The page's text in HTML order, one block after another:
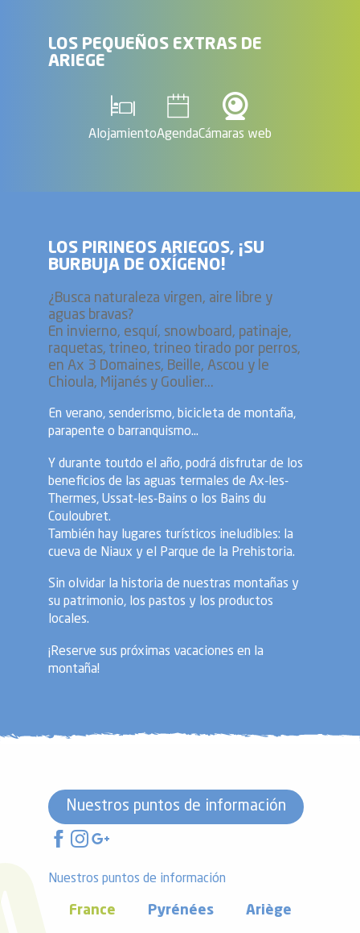
LOS PEQUEÑOS EXTRAS DE
ARIEGE
AlojamientoAgendaCámaras web
LOS PIRINEOS ARIEGOS, ¡SU
BURBUJA DE OXÍGENO!
¿Busca naturaleza virgen, aire libre y
aguas bravas?
En invierno, esquí, snowboard, patinaje,
raquetas, trineo, trineo tirado por perros,
en Ax 3 Domaines, Beille, Ascou y le
Chioula, Mijanés y Goulier...
En verano, senderismo, bicicleta de montaña,
parapente o barranquismo...
Y durante toutdo el año, podrá disfrutar de los
beneficios de las aguas termales de Ax-les-
Thermes, Ussat-les-Bains o los Bains du
Couloubret.
También hay lugares turísticos ineludibles: la
cueva de Niaux y el Parque de la Prehistoria.
Sin olvidar la historia de nuestras montañas y
su patrimonio, los pastos y los productos
locales.
¡Reserve sus próximas vacaciones en la
montaña!
Nuestros puntos de información
Nuestros puntos de información
France Pyrénées Ariège